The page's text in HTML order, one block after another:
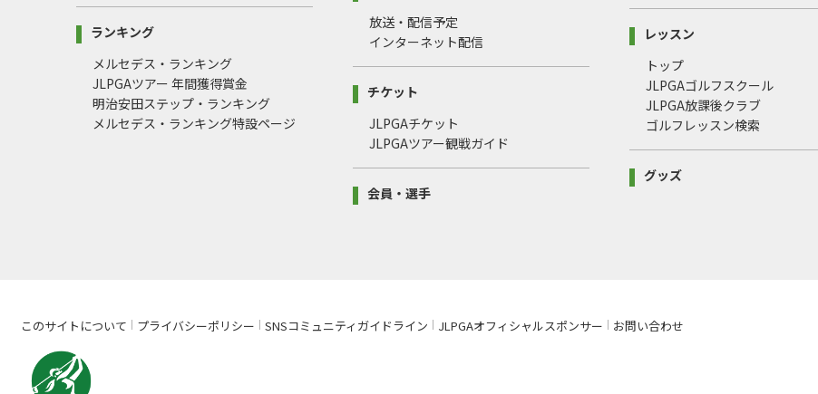
ランキング
メルセデス・ランキング
JLPGAツアー 年間獲得賞金
明治安田ステップ・ランキング
メルセデス・ランキング特設ページ
放送・配信予定
インターネット配信
チケット
JLPGAチケット
JLPGAツアー観戦ガイド
会員・選手
レッスン
トップ
JLPGAゴルフスクール
JLPGA放課後クラブ
ゴルフレッスン検索
グッズ
このサイトについて プライバシーポリシー SNSコミュニティガイドライン JLPGAオフィシャルスポンサー お問い合わせ